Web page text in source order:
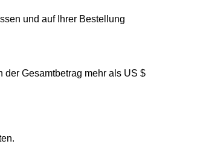
und auf Ihrer Bestellung
der Gesamtbetrag mehr als US $